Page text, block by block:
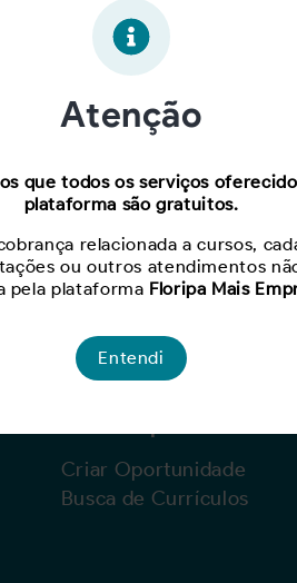
acesse a páginaBuscar
Criar Oportunidade
Busca de Currículos
Atenção
que todos os serviços
plataforma são gratuitos.
relacionada a cursos,
ou outros atendimentos
pela plataforma Floripa Mais
Entendi